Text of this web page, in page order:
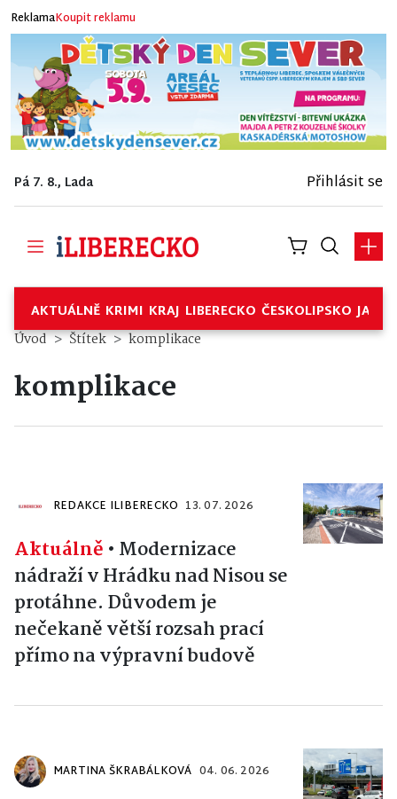
ReklamaKoupit reklamu
Pá 7. 8., Lada Přihlásit se
AKTUÁLNĚ KRIMI KRAJ LIBERECKO ČESKOLIPSKO
Úvod Štítek komplikace
komplikace
REDAKCE ILIBERECKO 13. 07. 2026
Aktuálně • Modernizace
nádraží v Hrádku nad Nisou se
protáhne. Důvodem je
nečekaně větší rozsah prací
přímo na výpravní budově
MARTINA ŠKRABÁLKOVÁ 04. 06. 2026